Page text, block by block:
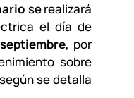
se realizará
el día de
, por
sobre
se detalla